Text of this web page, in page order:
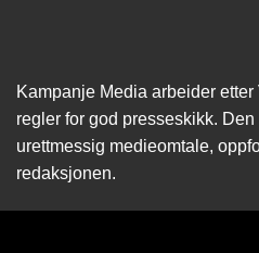
Kampanje Media arbeider
regler for god presseskikk.
urettmessig medie­omtale,
redaksjonen.